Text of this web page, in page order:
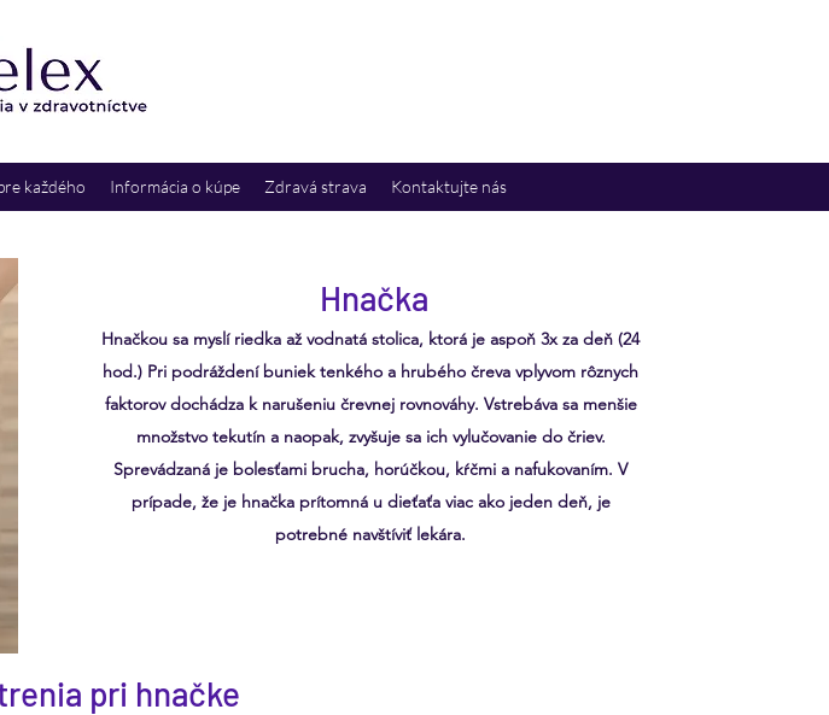
každého Informácia o kúpe Zdravá strava Kontaktujte nás
Hnačka
Hnačkou sa myslí riedka až vodnatá stolica, ktorá je aspoň 3x za deň (24
hod.) Pri podráždení buniek tenkého a hrubého čreva vplyvom rôznych
faktorov dochádza k narušeniu črevnej rovnováhy. Vstrebáva sa menšie
množstvo tekutín a naopak, zvyšuje sa ich vylučovanie do čriev.
Sprevádzaná je bolesťami brucha, horúčkou, kŕčmi a nafukovaním. V
prípade, že je hnačka prítomná u dieťaťa viac ako jeden deň, je
potrebné navštíviť lekára.
pri hnačke